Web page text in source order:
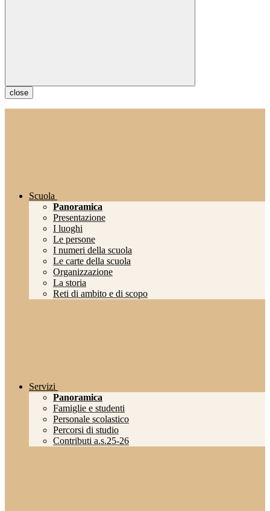
close
Scuola
Panoramica
Presentazione
I luoghi
Le persone
I numeri della scuola
Le carte della scuola
Organizzazione
La storia
Reti di ambito e di scopo
Servizi
Panoramica
Famiglie e studenti
Personale scolastico
Percorsi di studio
Contributi a.s.25-26